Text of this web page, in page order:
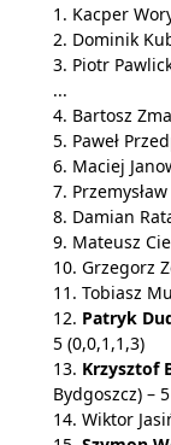
1. Kacper
2. Dominik
3. Piotr
...
4. Bartosz
5. Paweł
6. Maciej
7.
8. Damian
9. Mateusz
10. Grzegorz
11. Tobiasz
12. Patryk
5 (0,0,1,1,3)
13. Krzysztof
Bydgoszcz) –
14. Wiktor